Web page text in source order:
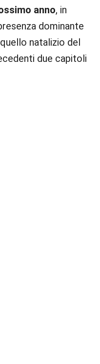
anno, in
dominante
natalizio del
due capitoli